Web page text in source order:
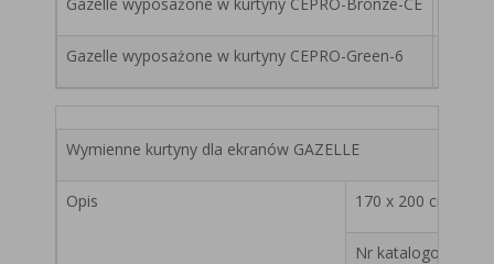
Gazelle wyposażone w kurtyny CEPRO-Green-6
Wymienne kurtyny dla ekranów GAZELLE
Opis 170 x 200 cm
Nr katalogowy